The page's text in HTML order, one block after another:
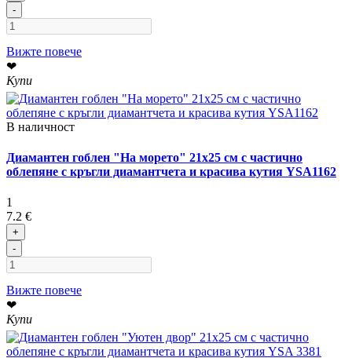
-
Вижте повече
❤
Купи
В наличност
Диамантен гоблен "На морето" 21x25 см с частично
облепяне с кръгли диамантчета и красива кутия YSA1162
1
7.2 €
+
-
Вижте повече
❤
Купи